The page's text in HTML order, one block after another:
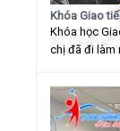
Khóa Giao
Khóa học
chị đã đi làm